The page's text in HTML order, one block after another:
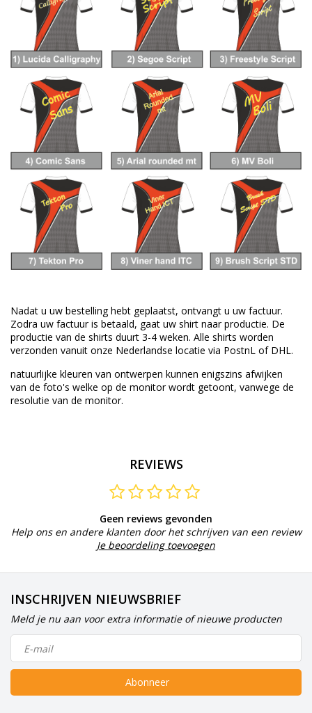
Nadat u uw bestelling hebt geplaatst, ontvangt u uw factuur.
Zodra uw factuur is betaald, gaat uw shirt naar productie. De
productie van de shirts duurt 3-4 weken. Alle shirts worden
verzonden vanuit onze Nederlandse locatie via PostnL of DHL.
natuurlijke kleuren van ontwerpen kunnen enigszins afwijken
van de foto's welke op de monitor wordt getoont, vanwege de
resolutie van de monitor.
REVIEWS
Geen reviews gevonden
Help ons en andere klanten door het schrijven van een review
Je beoordeling toevoegen
INSCHRIJVEN NIEUWSBRIEF
Meld je nu aan voor extra informatie of nieuwe producten
Abonneer